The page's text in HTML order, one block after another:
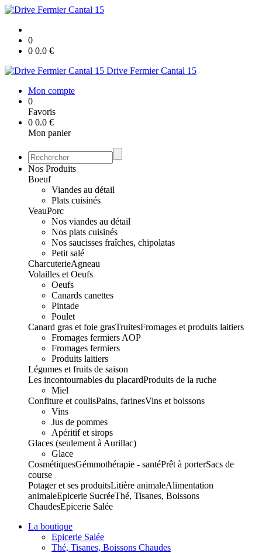
0
0 0.0 €
Drive Fermier Cantal 15
Mon compte
0
Favoris
0 0.0 €
Mon panier
Nos Produits
Boeuf
Viandes au détail
Plats cuisinés
VeauPorc
Nos viandes au détail
Nos plats cuisinés
Nos saucisses fraîches, chipolatas
Petit salé
CharcuterieAgneau
Volailles et Oeufs
Oeufs
Canards canettes
Pintade
Poulet
Canard gras et foie grasTruitesFromages et produits laitiers
Fromages fermiers AOP
Fromages fermiers
Produits laitiers
Légumes et fruits de saison
Les incontournables du placardProduits de la ruche
Miel
Confiture et coulisPains, farinesVins et boissons
Vins
Jus de pommes
Apéritif et sirops
Glaces (seulement à Aurillac)
Glace
CosmétiquesGémmothérapie - santéPrêt à porterSacs de
course
Potager et ses produitsLitière animaleAlimentation
animaleEpicerie SucréeThé, Tisanes, Boissons
ChaudesEpicerie Salée
La boutique
Epicerie Salée
Thé, Tisanes, Boissons Chaudes